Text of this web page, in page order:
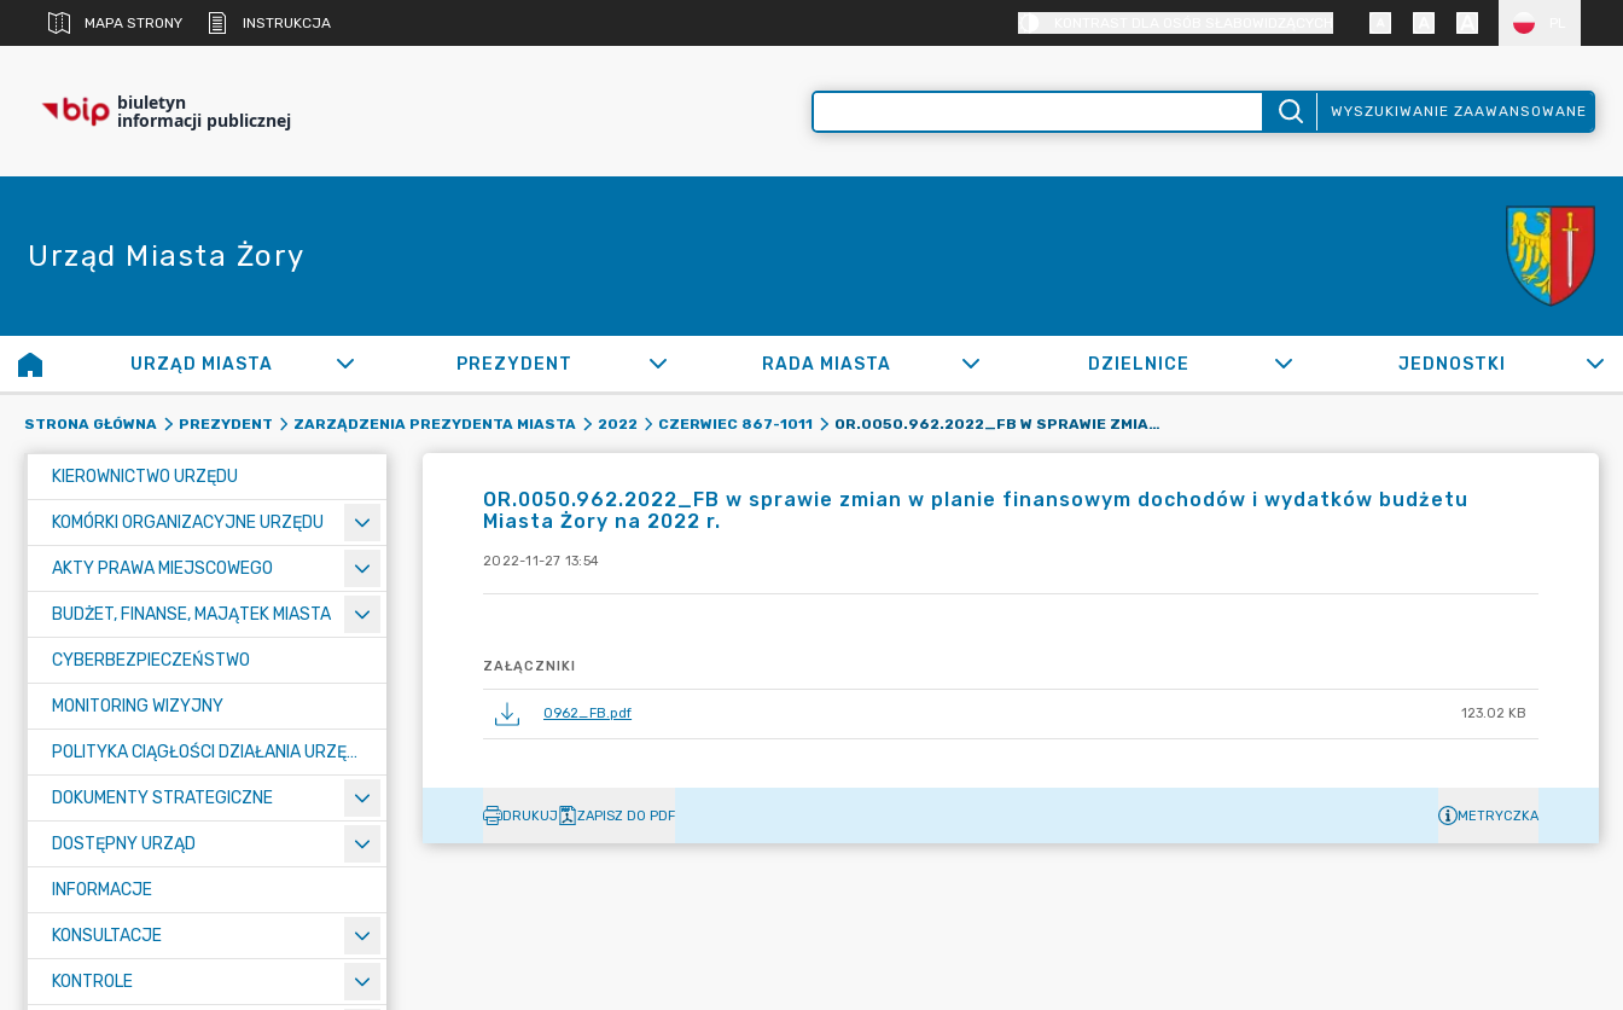
MAPA STRONY INSTRUKCJA
biuletyn
informacji publicznej WYSZUKIWANIE ZAAWANSOWANE
Urząd Miasta Żory
URZĄD MIASTA PREZYDENT RADA MIASTA DZIELNICE JEDNOSTKI
STRONA GŁÓWNA PREZYDENT ZARZĄDZENIA PREZYDENTA MIASTA 2022 CZERWIEC 867-1011 OR.0050.962.2022_FB W SPRAWIE ZMIAN W PLANIE FINANSOWYM DOCHODÓW I WYDATKÓW BUDŻETU MIASTA ŻORY NA 2022 R.
KIEROWNICTWO URZĘDU
KOMÓRKI ORGANIZACYJNE URZĘDU
AKTY PRAWA MIEJSCOWEGO
BUDŻET, FINANSE, MAJĄTEK MIASTA
CYBERBEZPIECZEŃSTWO
MONITORING WIZYJNY
POLITYKA CIĄGŁOŚCI DZIAŁANIA URZĘDU MIASTA ŻORY
DOKUMENTY STRATEGICZNE
DOSTĘPNY URZĄD
INFORMACJE
KONSULTACJE
KONTROLE
OR.0050.962.2022_FB w sprawie zmian w planie finansowym dochodów i wydatków budżetu
Miasta Żory na 2022 r.
2022-11-27 13:54
ZAŁĄCZNIKI
0962_FB.pdf 123.02 KB
DRUKUJ ZAPISZ DO PDF METRYCZKA